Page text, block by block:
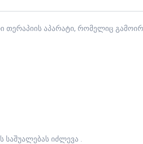
თერაპიის აპარატი, რომელიც
საშუალებას იძლევა .